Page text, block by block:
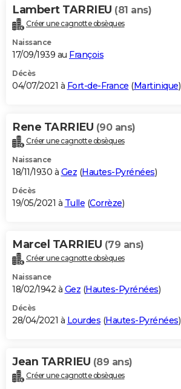
Lambert TARRIEU (81 ans)
Créer une cagnotte obsèques
Naissance
17/09/1939 au François
Décès
04/07/2021 à Fort-de-France (Martinique)
Rene TARRIEU (90 ans)
Créer une cagnotte obsèques
Naissance
18/11/1930 à Gez (Hautes-Pyrénées)
Décès
19/05/2021 à Tulle (Corrèze)
Marcel TARRIEU (79 ans)
Créer une cagnotte obsèques
Naissance
18/02/1942 à Gez (Hautes-Pyrénées)
Décès
28/04/2021 à Lourdes (Hautes-Pyrénées)
Jean TARRIEU (89 ans)
Créer une cagnotte obsèques